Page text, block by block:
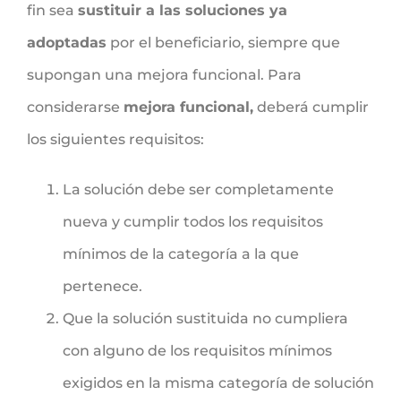
fin sea sustituir a las soluciones ya
adoptadas por el beneficiario, siempre que
supongan una mejora funcional. Para
considerarse mejora funcional, deberá cumplir
los siguientes requisitos:
La solución debe ser completamente
nueva y cumplir todos los requisitos
mínimos de la categoría a la que
pertenece.
Que la solución sustituida no cumpliera
con alguno de los requisitos mínimos
exigidos en la misma categoría de solución